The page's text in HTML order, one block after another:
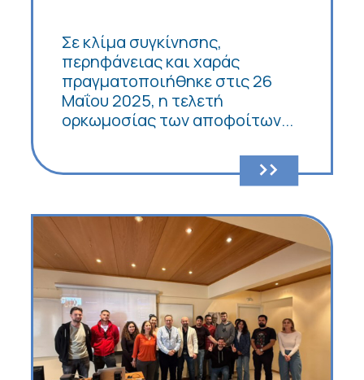
Σε κλίμα συγκίνησης,
περηφάνειας και χαράς
πραγματοποιήθηκε στις 26
Μαΐου 2025, η τελετή
ορκωμοσίας των αποφοίτων...